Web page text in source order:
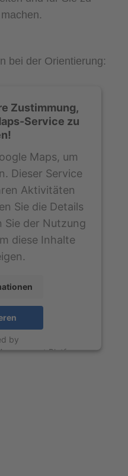
bei der Orientierung:
Zustimmung,
Service zu
Maps, um
Dieser Service
Aktivitäten
Sie die Details
Sie der Nutzung
diese Inhalte
by
Platform